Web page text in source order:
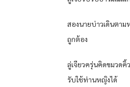
สองนายบ่าวเดินตาม
ถูกต้อง
ลู่เจียวครุ่นคิดขมวด
รับใช้ท่านหญิงได้